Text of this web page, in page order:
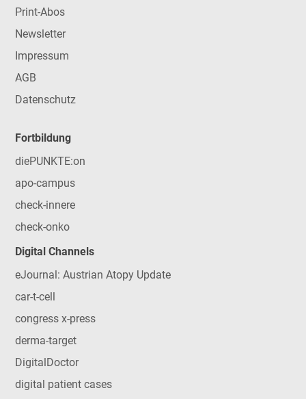
Print-Abos
Newsletter
Impressum
AGB
Datenschutz
Fortbildung
diePUNKTE:on
apo-campus
check-innere
check-onko
Digital Channels
eJournal: Austrian Atopy Update
car-t-cell
congress x-press
derma-target
DigitalDoctor
digital patient cases